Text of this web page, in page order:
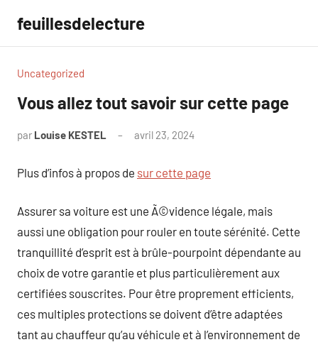
contenu
feuillesdelecture
Uncategorized
Vous allez tout savoir sur cette page
par Louise KESTEL avril 23, 2024
Plus d’infos à propos de sur cette page
Assurer sa voiture est une Ã©vidence légale, mais
aussi une obligation pour rouler en toute sérénité. Cette
tranquillité d’esprit est à brûle-pourpoint dépendante au
choix de votre garantie et plus particulièrement aux
certifiées souscrites. Pour être proprement efficients,
ces multiples protections se doivent d’être adaptées
tant au chauffeur qu’au véhicule et à l’environnement de